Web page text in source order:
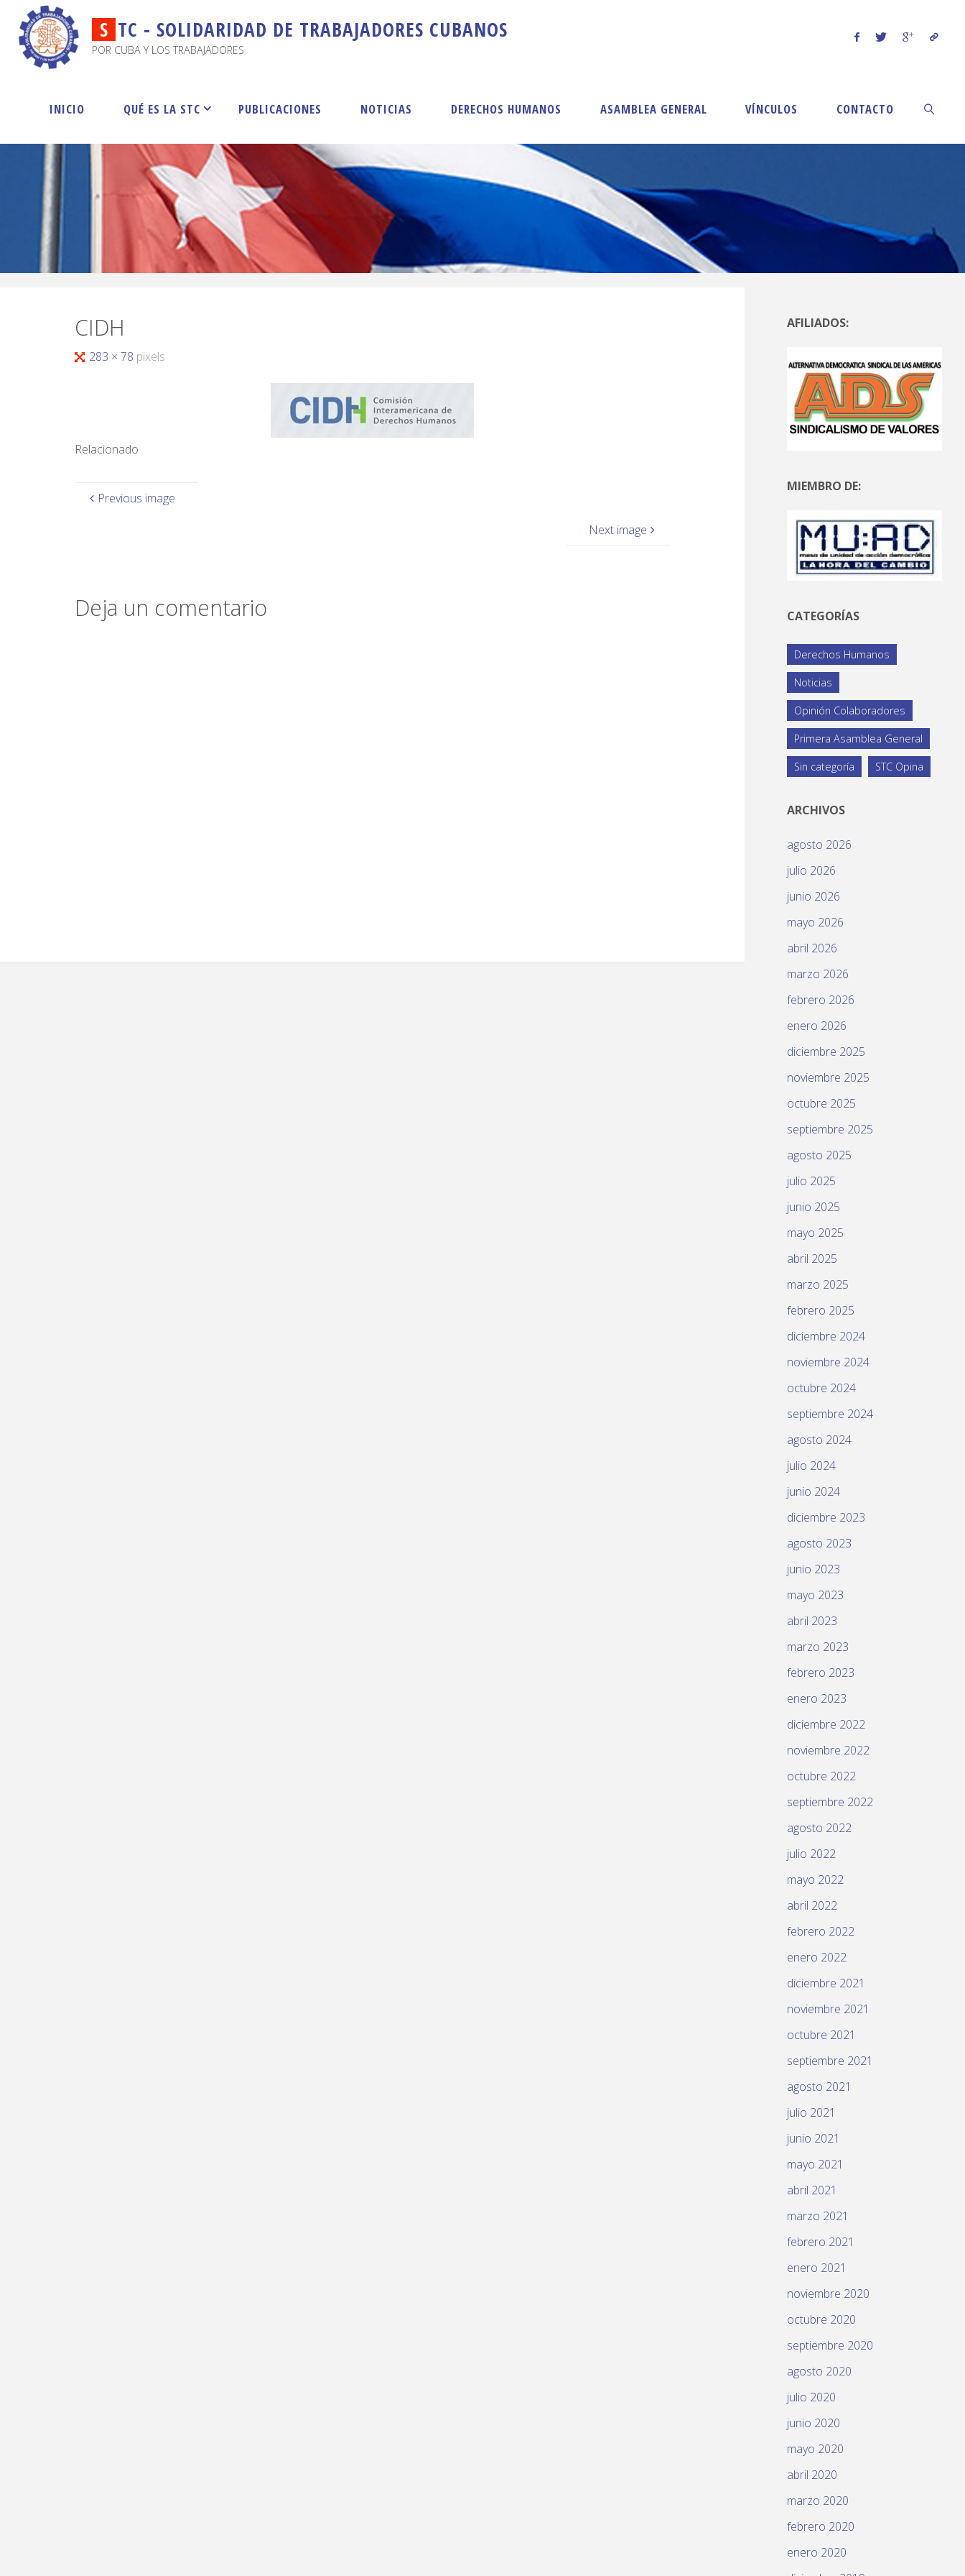
S TC - SOLIDARIDAD DE TRABAJADORES CUBANOS
POR CUBA Y LOS TRABAJADORES
INICIO QUÉ ES LA STC PUBLICACIONES NOTICIAS DERECHOS HUMANOS ASAMBLEA GENERAL VÍNCULOS CONTACTO
CIDH
283 × 78 pixels
Relacionado
Previous image
Next image
Deja un comentario
AFILIADOS:
MIEMBRO DE:
CATEGORÍAS
Derechos Humanos
Noticias
Opinión Colaboradores
Primera Asamblea General
Sin categoría STC Opina
ARCHIVOS
agosto 2026
julio 2026
junio 2026
mayo 2026
abril 2026
marzo 2026
febrero 2026
enero 2026
diciembre 2025
noviembre 2025
octubre 2025
septiembre 2025
agosto 2025
julio 2025
junio 2025
mayo 2025
abril 2025
marzo 2025
febrero 2025
diciembre 2024
noviembre 2024
octubre 2024
septiembre 2024
agosto 2024
julio 2024
junio 2024
diciembre 2023
agosto 2023
junio 2023
mayo 2023
abril 2023
marzo 2023
febrero 2023
enero 2023
diciembre 2022
noviembre 2022
octubre 2022
septiembre 2022
agosto 2022
julio 2022
mayo 2022
abril 2022
febrero 2022
enero 2022
diciembre 2021
noviembre 2021
octubre 2021
septiembre 2021
agosto 2021
julio 2021
junio 2021
mayo 2021
abril 2021
marzo 2021
febrero 2021
enero 2021
noviembre 2020
octubre 2020
septiembre 2020
agosto 2020
julio 2020
junio 2020
mayo 2020
abril 2020
marzo 2020
febrero 2020
enero 2020